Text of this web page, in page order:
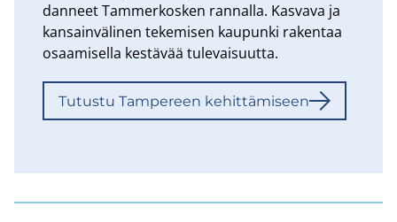
dan­neet Tam­mer­kos­ken ran­nal­la. Kas­va­va ja
kan­sain­vä­li­nen te­ke­mi­sen kau­pun­ki ra­ken­taa
osaa­mi­sel­la kes­tä­vää tu­le­vai­suut­ta.
Tu­tus­tu Tam­pe­reen ke­hit­tä­mi­seen